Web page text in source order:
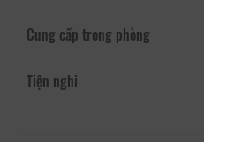
Cung cấp trong phòng
Tiện nghi